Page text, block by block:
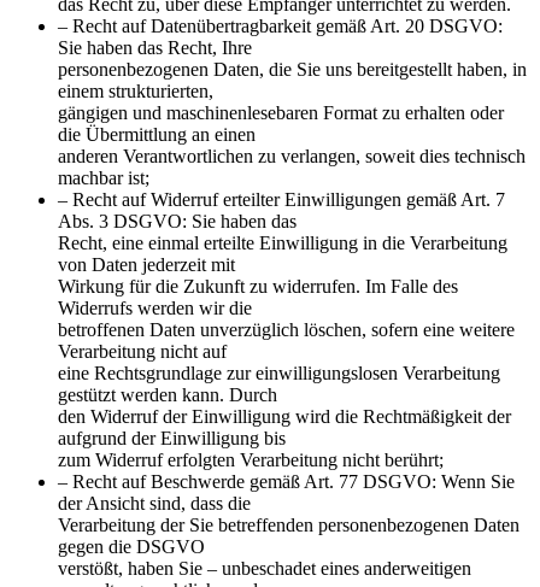
das Recht zu, über diese Empfänger unterrichtet zu werden.
– Recht auf Datenübertragbarkeit gemäß Art. 20 DSGVO:
Sie haben das Recht, Ihre
personenbezogenen Daten, die Sie uns bereitgestellt haben, in
einem strukturierten,
gängigen und maschinenlesebaren Format zu erhalten oder
die Übermittlung an einen
anderen Verantwortlichen zu verlangen, soweit dies technisch
machbar ist;
– Recht auf Widerruf erteilter Einwilligungen gemäß Art. 7
Abs. 3 DSGVO: Sie haben das
Recht, eine einmal erteilte Einwilligung in die Verarbeitung
von Daten jederzeit mit
Wirkung für die Zukunft zu widerrufen. Im Falle des
Widerrufs werden wir die
betroffenen Daten unverzüglich löschen, sofern eine weitere
Verarbeitung nicht auf
eine Rechtsgrundlage zur einwilligungslosen Verarbeitung
gestützt werden kann. Durch
den Widerruf der Einwilligung wird die Rechtmäßigkeit der
aufgrund der Einwilligung bis
zum Widerruf erfolgten Verarbeitung nicht berührt;
– Recht auf Beschwerde gemäß Art. 77 DSGVO: Wenn Sie
der Ansicht sind, dass die
Verarbeitung der Sie betreffenden personenbezogenen Daten
gegen die DSGVO
verstößt, haben Sie – unbeschadet eines anderweitigen